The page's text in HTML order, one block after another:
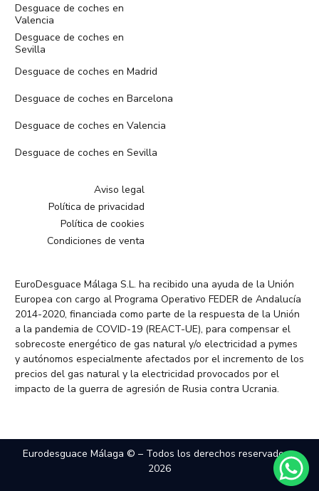
Desguace de coches en
Valencia
Desguace de coches en
Sevilla
Desguace de coches en Madrid
Desguace de coches en Barcelona
Desguace de coches en Valencia
Desguace de coches en Sevilla
Aviso legal
Política de privacidad
Política de cookies
Condiciones de venta
EuroDesguace Málaga S.L. ha recibido una ayuda de la Unión
Europea con cargo al Programa Operativo FEDER de Andalucía
2014-2020, financiada como parte de la respuesta de la Unión
a la pandemia de COVID-19 (REACT-UE), para compensar el
sobrecoste energético de gas natural y/o electricidad a pymes
y autónomos especialmente afectados por el incremento de los
precios del gas natural y la electricidad provocados por el
impacto de la guerra de agresión de Rusia contra Ucrania.
Eurodesguace Málaga © – Todos los derechos reservados –
2026